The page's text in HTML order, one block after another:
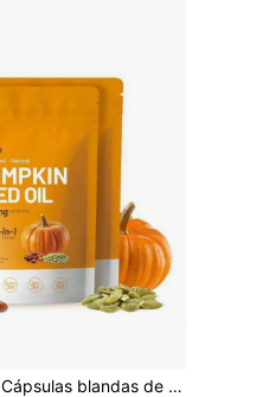
Cápsulas blandas de 1000mg de aceite de semilla de calabaza natural y palmito enano con alto contenido de ésteres vegetales, 300 cápsulas